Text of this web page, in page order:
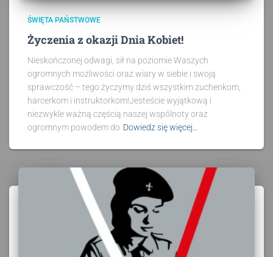
ŚWIĘTA PAŃSTWOWE
Życzenia z okazji Dnia Kobiet!
Nieskończonej odwagi, sił na poziomie Waszych
ogromnych możliwości oraz wiary w siebie i swoją
sprawczość – tego życzymy dziś wszystkim zuchenkom,
harcerkom i instruktorkom!Jesteście wyjątkową i
niezwykle ważną częścią naszej wspólnoty oraz
ogromnym powodem do Dowiedz się więcej…